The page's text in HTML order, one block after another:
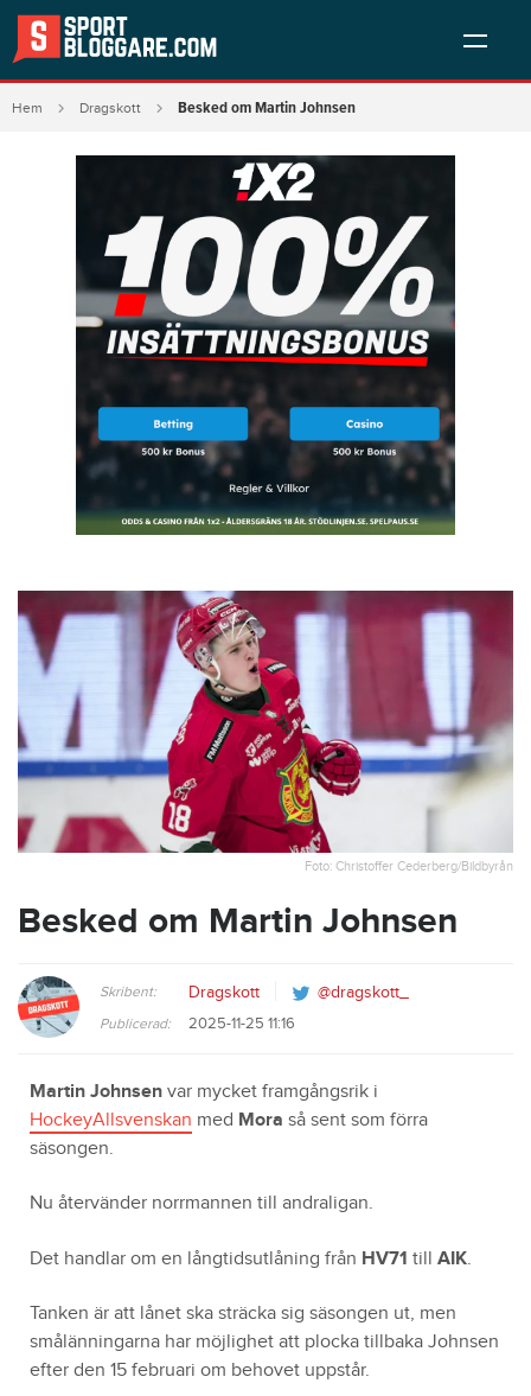
Hem Dragskott Besked om Martin Johnsen
Foto: Christoffer Cederberg/Bildbyrån
Besked om Martin Johnsen
Skribent: Dragskott @dragskott_
Publicerad: 2025-11-25 11:16
Martin Johnsen var mycket framgångsrik i
HockeyAllsvenskan med Mora så sent som förra
säsongen.
Nu återvänder norrmannen till andraligan.
Det handlar om en långtidsutlåning från HV71 till AIK.
Tanken är att lånet ska sträcka sig säsongen ut, men
smålänningarna har möjlighet att plocka tillbaka Johnsen
efter den 15 februari om behovet uppstår.